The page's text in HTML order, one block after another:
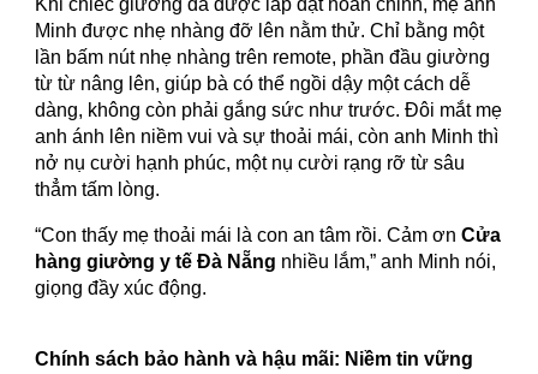
Khi chiếc giường đã được lắp đặt hoàn chỉnh, mẹ anh
Minh được nhẹ nhàng đỡ lên nằm thử. Chỉ bằng một
lần bấm nút nhẹ nhàng trên remote, phần đầu giường
từ từ nâng lên, giúp bà có thể ngồi dậy một cách dễ
dàng, không còn phải gắng sức như trước. Đôi mắt mẹ
anh ánh lên niềm vui và sự thoải mái, còn anh Minh thì
nở nụ cười hạnh phúc, một nụ cười rạng rỡ từ sâu
thẳm tấm lòng.
“Con thấy mẹ thoải mái là con an tâm rồi. Cảm ơnCửa
hàng giường y tế Đà Nẵng nhiều lắm,” anh Minh nói,
giọng đầy xúc động.
Chính sách bảo hành và hậu mãi: Niềm tin vững